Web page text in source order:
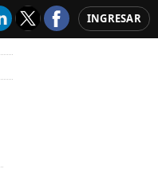
INGRESAR